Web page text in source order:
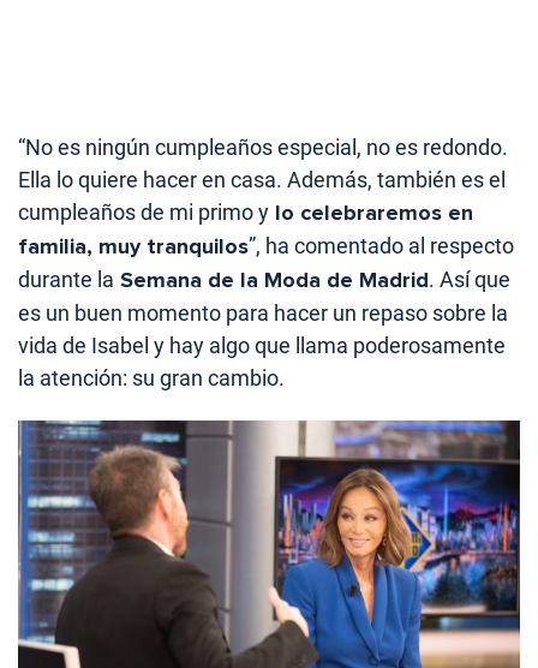
“No es ningún cumpleaños especial, no es redondo.
Ella lo quiere hacer en casa. Además, también es el
cumpleaños de mi primo y lo celebraremos en
familia, muy tranquilos”, ha comentado al respecto
durante la Semana de la Moda de Madrid. Así que
es un buen momento para hacer un repaso sobre la
vida de Isabel y hay algo que llama poderosamente
la atención: su gran cambio.